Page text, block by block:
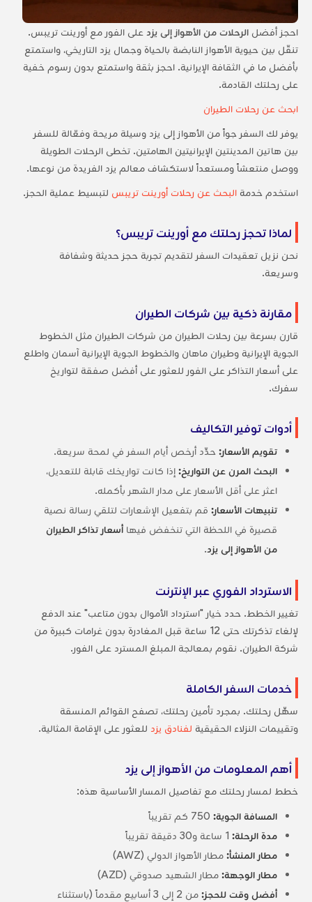
احجز أفضل الرحلات من الأهواز إلى يزدعلى الفور مع أورينت تريبس.
تنقّل بين حيوية الأهواز النابضة بالحياة وجمال يزد التاريخي، واستمتع
بأفضل ما في الثقافة الإيرانية. احجز بثقة واستمتع بدون رسوم خفية
على رحلتك القادمة.
ابحث عن رحلات الطيران
يوفر لك السفر جواً من الأهواز إلى يزد وسيلة مريحة وفعّالة للسفر
بين هاتين المدينتين الإيرانيتين الهامتين. تخطى الرحلات الطويلة
ووصل منتعشاً ومستعداً لاستكشاف معالم يزد الفريدة من نوعها.
استخدم خدمة البحث عن رحلات أورينت تريبس لتبسيط عملية الحجز.
لماذا تحجز رحلتك مع أورينت تريبس؟
نحن نزيل تعقيدات السفر لتقديم تجربة حجز حديثة وشفافة
وسريعة.
مقارنة ذكية بين شركات الطيران
قارن بسرعة بين رحلات الطيران من شركات الطيران مثل الخطوط
الجوية الإيرانية وطيران ماهان والخطوط الجوية الإيرانية آسمان واطلع
على أسعار التذاكر على الفور للعثور على أفضل صفقة لتواريخ
سفرك.
أدوات توفير التكاليف
تقويم الأسعار:حدِّد أرخص أيام السفر في لمحة سريعة.
البحث المرن عن التواريخ:إذا كانت تواريخك قابلة للتعديل،
اعثر على أقل الأسعار على مدار الشهر بأكمله.
تنبيهات الأسعار:قم بتفعيل الإشعارات لتلقي رسالة نصية
قصيرة في اللحظة التي تنخفض فيها أسعار تذاكر الطيران
من الأهواز إلى يزد.
الاسترداد الفوري عبر الإنترنت
تغيير الخطط. حدد خيار "استرداد الأموال بدون متاعب" عند الدفع
لإلغاء تذكرتك حتى 12 ساعة قبل المغادرة بدون غرامات كبيرة من
شركة الطيران. نقوم بمعالجة المبلغ المسترد على الفور.
خدمات السفر الكاملة
سهِّل رحلتك. بمجرد تأمين رحلتك، تصفح القوائم المنسقة
وتقييمات النزلاء الحقيقية لفنادق يزد للعثور على الإقامة المثالية.
أهم المعلومات من الأهواز إلى يزد
خطط لمسار رحلتك مع تفاصيل المسار الأساسية هذه:
المسافة الجوية:750 كم تقريباً
مدة الرحلة:1 ساعة و30 دقيقة تقريباً
مطار المنشأ:مطار الأهواز الدولي (AWZ)
مطار الوجهة:مطار الشهيد صدوقي (AZD)
أفضل وقت للحجز:
من 2 إلى 3 أسابيع مقدماً (باستثناء